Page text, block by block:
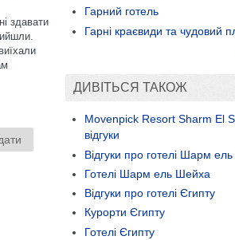
здавати
Гарний готель
Гарні краєвиди та чудовий
ДИВІТЬСЯ ТАКОЖ
Movenpick Resort Sharm El
відгуки
Відгуки про готелі Шарм
Готелі Шарм ель Шейха
Відгуки про готелі Єгипту
Курорти Єгипту
Готелі Єгипту